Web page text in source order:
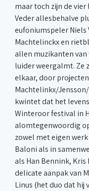
maar toch zijn de
Veder allesbehalve
eufoniumspeler Niels
Machtelinckx en
allen muzikanten
luider weergalmt. Ze
elkaar, door
Machtelinkx/
kwintet dat het
Winteroor festival in
alomtegenwoordig
zowel met eigen
Baloni als in
als Han Bennink, Kris
delicate aanpak van
Linus (het duo dat